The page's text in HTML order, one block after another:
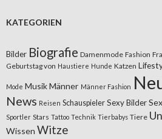
KATEGORIEN
Bilder Biografie Damenmode Fashion
Geburtstag von Haustiere Hunde Katzen
Mode MusikMänner Männer Fashion
News Reisen Schauspieler Sexy Bilder
Sportler Stars Tattoo Technik Tierbabys Tiere
Wissen Witze